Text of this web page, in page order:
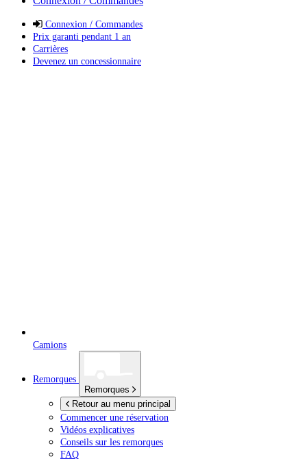
Connexion / Commandes
Prix garanti pendant 1 an
Carrières
Devenez un concessionnaire
Camions
Remorques
Remorques
Retour au menu principal
Commencer une réservation
Vidéos explicatives
Conseils sur les remorques
FAQ